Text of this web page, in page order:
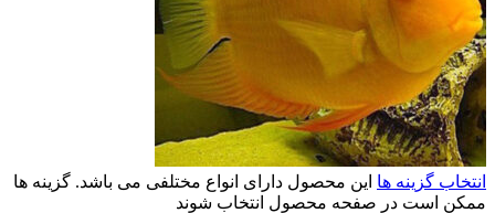
انتخاب گزینه ها این محصول دارای انواع مختلفی می باشد. گزینه ها
ممکن است در صفحه محصول انتخاب شوند